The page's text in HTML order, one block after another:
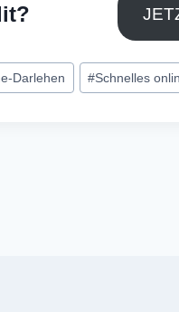
Darlehen #Schnelles